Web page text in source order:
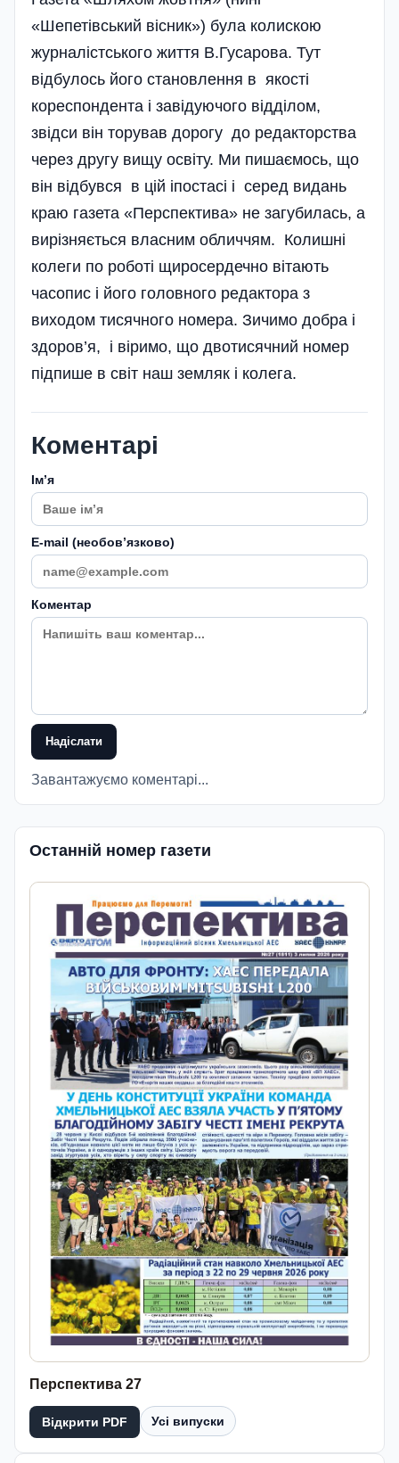
«Шепетівський вісник») була колискою
журналістського життя В.Гусарова. Тут
відбулось його становлення в якості
кореспондента і завідуючого відділом,
звідси він торував дорогу до редакторства
через другу вищу освіту. Ми пишаємось, що
він відбувся в цій іпостасі і серед видань
краю газета «Перспектива» не загубилась, а
вирізняється власним обличчям. Колишні
колеги по роботі щиросердечно вітають
часопис і його головного редактора з
виходом тисячного номера. Зичимо добра і
здоров’я, і віримо, що двотисячний номер
підпише в світ наш земляк і колега.
Коментарі
Імʼя
E-mail (необовʼязково)
Коментар
Надіслати
Завантажуємо коментарі...
Останній номер газети
Перспектива 27
Відкрити PDF Усі випуски